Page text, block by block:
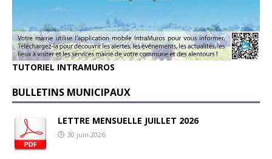
TUTORIEL INTRAMUROS
BULLETINS MUNICIPAUX
LETTRE MENSUELLE JUILLET 2026
30 juin 2026